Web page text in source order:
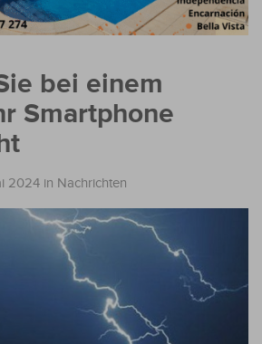
bei einem
Smartphone
2024 in Nachrichten